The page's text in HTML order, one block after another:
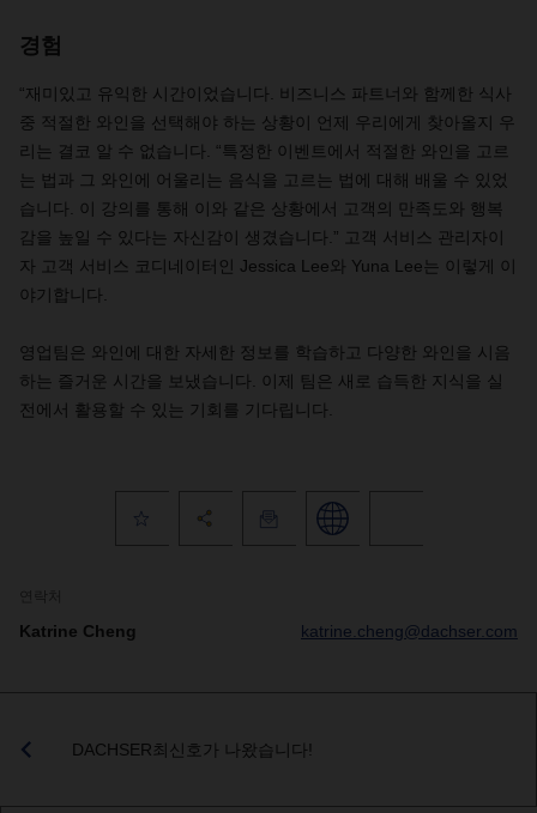
경험
“재미있고 유익한 시간이었습니다. 비즈니스 파트너와 함께한 식사
중 적절한 와인을 선택해야 하는 상황이 언제 우리에게 찾아올지 우
리는 결코 알 수 없습니다. “특정한 이벤트에서 적절한 와인을 고르
는 법과 그 와인에 어울리는 음식을 고르는 법에 대해 배울 수 있었
습니다. 이 강의를 통해 이와 같은 상황에서 고객의 만족도와 행복
감을 높일 수 있다는 자신감이 생겼습니다.” 고객 서비스 관리자이
자 고객 서비스 코디네이터인 Jessica Lee와 Yuna Lee는 이렇게 이
야기합니다.
영업팀은 와인에 대한 자세한 정보를 학습하고 다양한 와인을 시음
하는 즐거운 시간을 보냈습니다. 이제 팀은 새로 습득한 지식을 실
전에서 활용할 수 있는 기회를 기다립니다.
Katrine Cheng katrine.cheng@dachser.com
DACHSER최신호가 나왔습니다!